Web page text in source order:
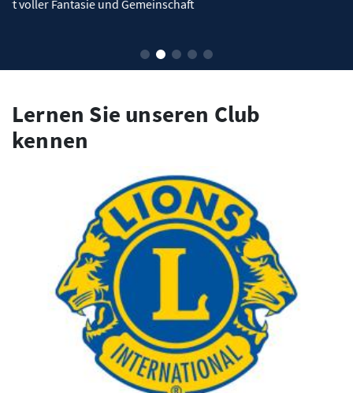
Lernen Sie unseren Club
kennen